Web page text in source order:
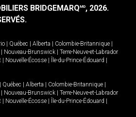
BRIDGEMARQMD, 2026.
Québec Alberta Colombie-Britannique
Nouveau-Brunswick
Terre-Neuve-et-Labrador
Nouvelle-Écosse Île-du-Prince-Édouard
Québec Alberta Colombie-Britannique
Nouveau-Brunswick
Terre-Neuve-et-Labrador
Nouvelle-Écosse Île-du-Prince-Édouard